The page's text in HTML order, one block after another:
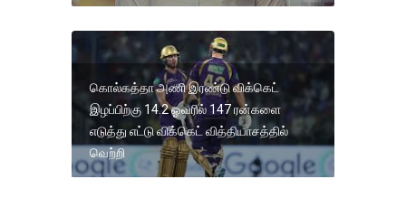
கொல்கத்தா அணி இரண்டு விக்கெட்
இழப்பிற்கு 14.2 ஓவரில் 147 ரன்களை
எடுத்து எட்டு விக்கெட் வித்தியாசத்தில்
வெற்றி